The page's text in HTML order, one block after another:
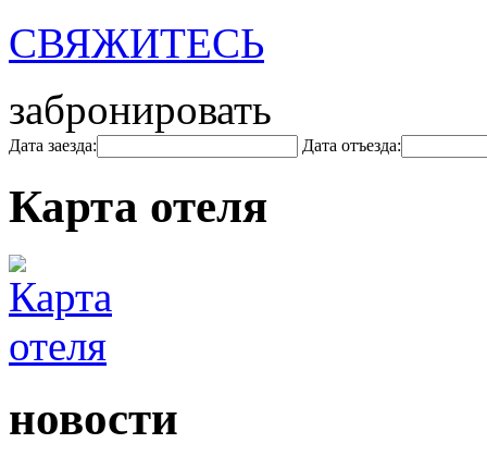
СВЯЖИТЕСЬ
забронировать
Дата заезда: Дата отъезда:
Карта отеля
новости